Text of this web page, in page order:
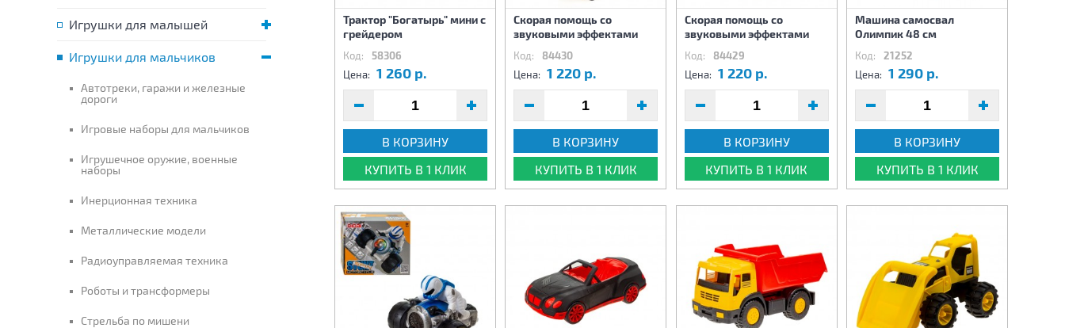
Игрушки для малышей
Игрушки для мальчиков
Автотреки, гаражи и железные
дороги
Игровые наборы для мальчиков
Игрушечное оружие, военные
наборы
Инерционная техника
Металлические модели
Радиоуправляемая техника
Роботы и трансформеры
Стрельба по мишени
Трактор "Богатырь" мини с
грейдером
Код: 58306
Цена: 1 260 р.
В КОРЗИНУ
КУПИТЬ В 1 КЛИК
Скорая помощь со
звуковыми эффектами
Код: 84430
Цена: 1 220 р.
В КОРЗИНУ
КУПИТЬ В 1 КЛИК
Скорая помощь со
звуковыми эффектами
Код: 84429
Цена: 1 220 р.
В КОРЗИНУ
КУПИТЬ В 1 КЛИК
Машина самосвал
Олимпик 48 см
Код: 21252
Цена: 1 290 р.
В КОРЗИНУ
КУПИТЬ В 1 КЛИК